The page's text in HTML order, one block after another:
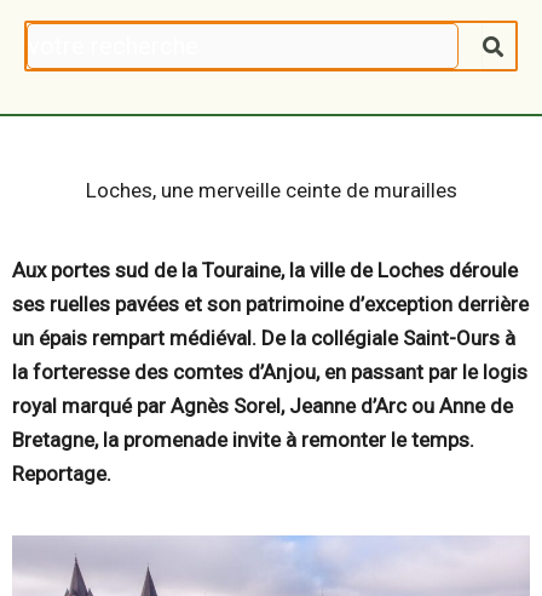
Rechercher
Loches, une merveille ceinte de murailles
Aux portes sud de la Touraine, la ville de Loches déroule
ses ruelles pavées et son patrimoine d’exception derrière
un épais rempart médiéval. De la collégiale Saint-Ours à
la forteresse des comtes d’Anjou, en passant par le logis
royal marqué par Agnès Sorel, Jeanne d’Arc ou Anne de
Bretagne, la promenade invite à remonter le temps.
Reportage.